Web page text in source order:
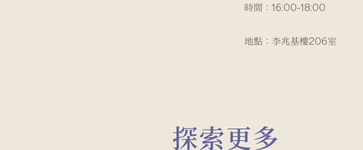
時間：16:00-18:00
地點：李兆基樓206室
探索更多